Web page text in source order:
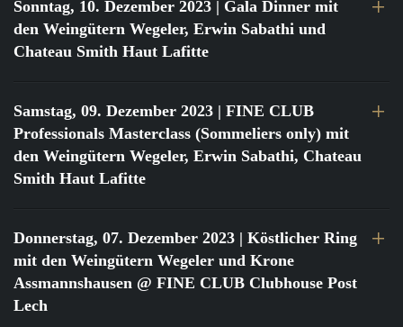
Sonntag, 10. Dezember 2023 | Gala Dinner mit
den Weingütern Wegeler, Erwin Sabathi und
Chateau Smith Haut Lafitte
Samstag, 09. Dezember 2023 | FINE CLUB
Professionals Masterclass (Sommeliers only) mit
den Weingütern Wegeler, Erwin Sabathi, Chateau
Smith Haut Lafitte
Donnerstag, 07. Dezember 2023 | Köstlicher Ring
mit den Weingütern Wegeler und Krone
Assmannshausen @ FINE CLUB Clubhouse Post
Lech